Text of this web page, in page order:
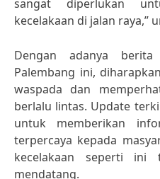
sangat diperlukan
kecelakaan di jalan raya,”
Dengan adanya
Palembang ini,
waspada dan
berlalu lintas. Update
untuk memberikan
terpercaya kepada
kecelakaan seperti
mendatang.